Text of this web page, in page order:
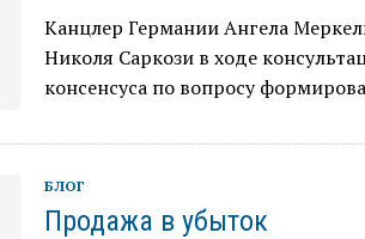
Канцлер Германии Ангела
Николя Саркози в ходе
консенсуса по вопросу
БЛОГ
Продажа в убыток